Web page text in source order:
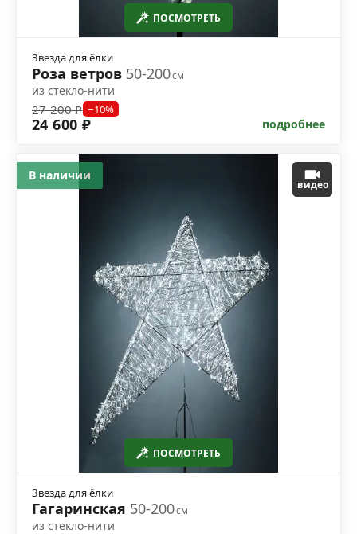
ПОСМОТРЕТЬ
Звезда для ёлки
Роза ветров 50-200см
из стекло-нити
27 200 ₽ −10%
24 600 ₽ подробнее
ПОСМОТРЕТЬ
видео
Звезда для ёлки
Гагаринская 50-200см
из стекло-нити
В наличии